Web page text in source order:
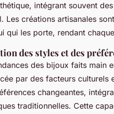
intégrant souvent
Les créations artisanales
qui les porte, rendant
des styles et des
des bijoux faits main
par des facteurs culturels
changeantes,
traditionnelles. Cette